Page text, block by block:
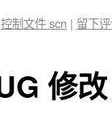
控制文件 scn | 留下
修